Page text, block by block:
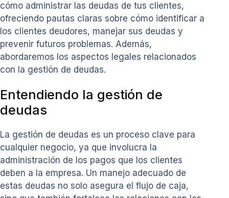
cómo administrar las deudas de tus clientes,
ofreciendo pautas claras sobre cómo identificar a
los clientes deudores, manejar sus deudas y
prevenir futuros problemas. Además,
abordaremos los aspectos legales relacionados
con la gestión de deudas.
Entendiendo la gestión de
deudas
La gestión de deudas es un proceso clave para
cualquier negocio, ya que involucra la
administración de los pagos que los clientes
deben a la empresa. Un manejo adecuado de
estas deudas no solo asegura el flujo de caja,